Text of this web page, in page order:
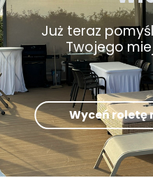
Już teraz
Twojego
Wyceń roletę